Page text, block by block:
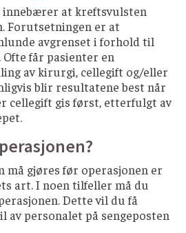
innebærer at kreftsvulsten
Forutsetningen er at
avgrenset i forhold til
får pasienter en
av kirurgi, cellegift og/eller
blir resultatene best når
cellegift gis først, etterfulgt av
må gjøres før operasjonen er
art. I noen tilfeller må du
Dette vil du få
av personalet på sengeposten